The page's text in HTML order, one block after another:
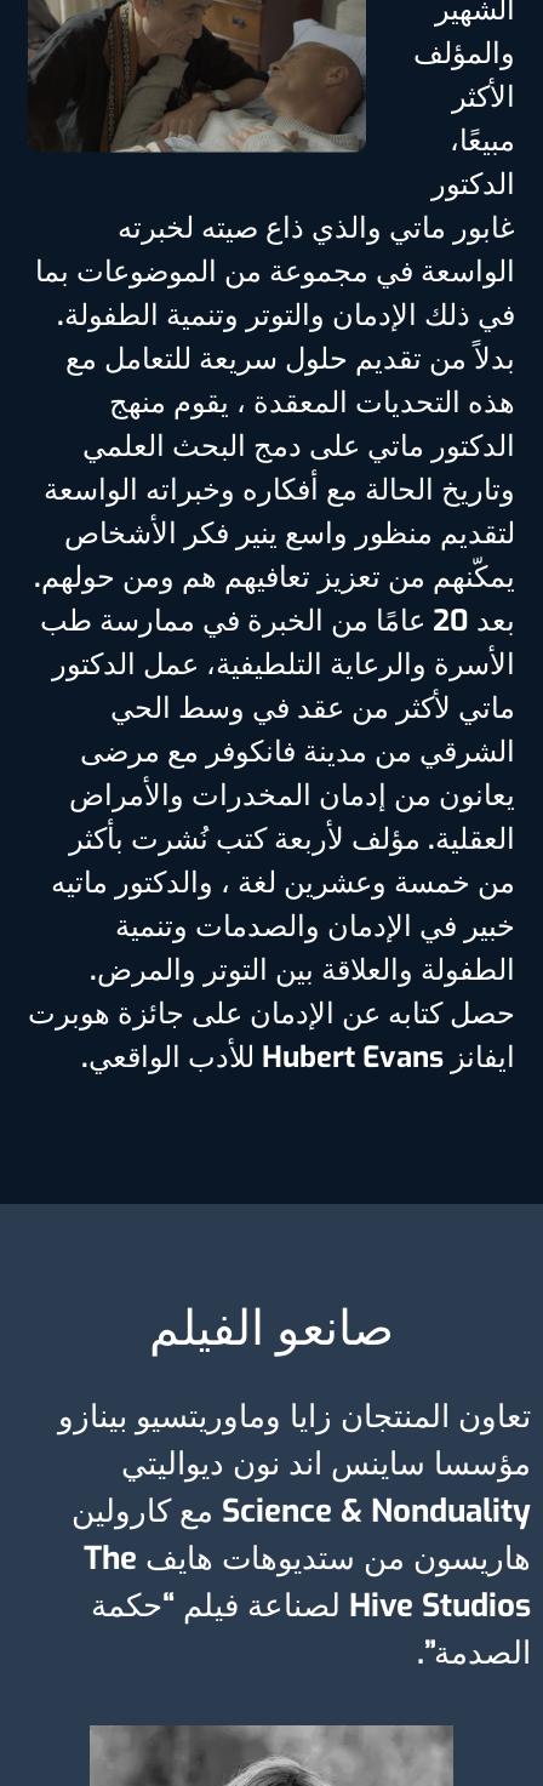
الشهير
والمؤلف
الأكثر
مبيعًا،
الدكتور
غابور ماتي والذي ذاع صيته لخبرته
الواسعة في مجموعة من الموضوعات بما
في ذلك الإدمان والتوتر وتنمية الطفولة.
بدلاً من تقديم حلول سريعة للتعامل مع
هذه التحديات المعقدة ، يقوم منهج
الدكتور ماتي على دمج البحث العلمي
وتاريخ الحالة مع أفكاره وخبراته الواسعة
لتقديم منظور واسع ينير فكر الأشخاص
يمكّنهم من تعزيز تعافيهم هم ومن حولهم.
بعد 20 عامًا من الخبرة في ممارسة طب
الأسرة والرعاية التلطيفية، عمل الدكتور
ماتي لأكثر من عقد في وسط الحي
الشرقي من مدينة فانكوفر مع مرضى
يعانون من إدمان المخدرات والأمراض
العقلية. مؤلف لأربعة كتب نُشرت بأكثر
من خمسة وعشرين لغة ، والدكتور ماتيه
خبير في الإدمان والصدمات وتنمية
الطفولة والعلاقة بين التوتر والمرض.
حصل كتابه عن الإدمان على جائزة هوبرت
ايفانز Hubert Evans للأدب الواقعي.
صانعو الفيلم
تعاون المنتجان زايا وماوريتسيو بينازو
مؤسسا ساينس اند نون ديواليتي
Science & Nonduality مع كارولين
هاريسون من ستديوهات هايف The
Hive Studios لصناعة فيلم “حكمة
الصدمة”.